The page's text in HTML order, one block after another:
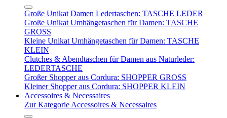
Große Unikat Damen Ledertaschen: TASCHE LEDER
Große Unikat Umhängetaschen für Damen: TASCHE
GROSS
Kleine Unikat Umhängetaschen für Damen: TASCHE
KLEIN
Clutches & Abendtaschen für Damen aus Naturleder:
LEDERTASCHE
Großer Shopper aus Cordura: SHOPPER GROSS
Kleiner Shopper aus Cordura: SHOPPER KLEIN
Accessoires & Necessaires
Zur Kategorie Accessoires & Necessaires